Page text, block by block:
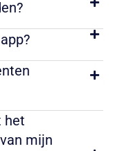
het
mijn